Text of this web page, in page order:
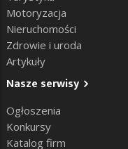
Motoryzacja
Nieruchomości
Zdrowie i uroda
Artykuły
Nasze serwisy
Ogłoszenia
Konkursy
Katalog firm